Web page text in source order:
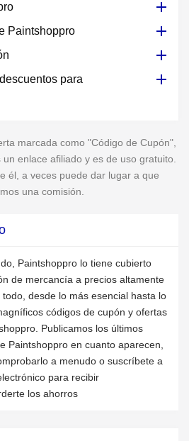
Paintshoppro
para
marcada como "Código de Cupón",
enlace afiliado y es de uso gratuito.
él, a veces puede dar lugar a que
una comisión.
Paintshoppro lo tiene cubierto
de mercancía a precios altamente
desde lo más esencial hasta lo
códigos de cupón y ofertas
Publicamos los últimos
Paintshoppro en cuanto aparecen,
a menudo o suscríbete a
para recibir
los ahorros